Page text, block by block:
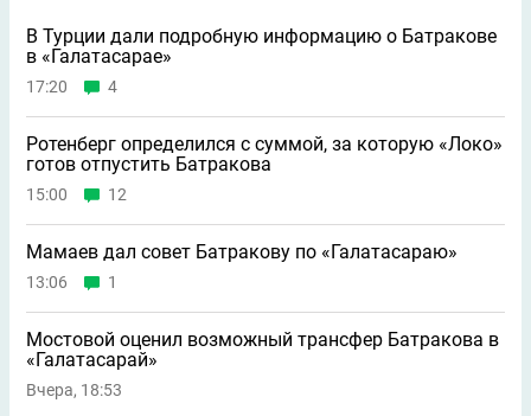
В Турции дали подробную информацию о Батракове
в «Галатасарае»
17:20 4
Ротенберг определился с суммой, за которую «Локо»
готов отпустить Батракова
15:00 12
Мамаев дал совет Батракову по «Галатасараю»
13:06 1
Мостовой оценил возможный трансфер Батракова в
«Галатасарай»
Вчера, 18:53